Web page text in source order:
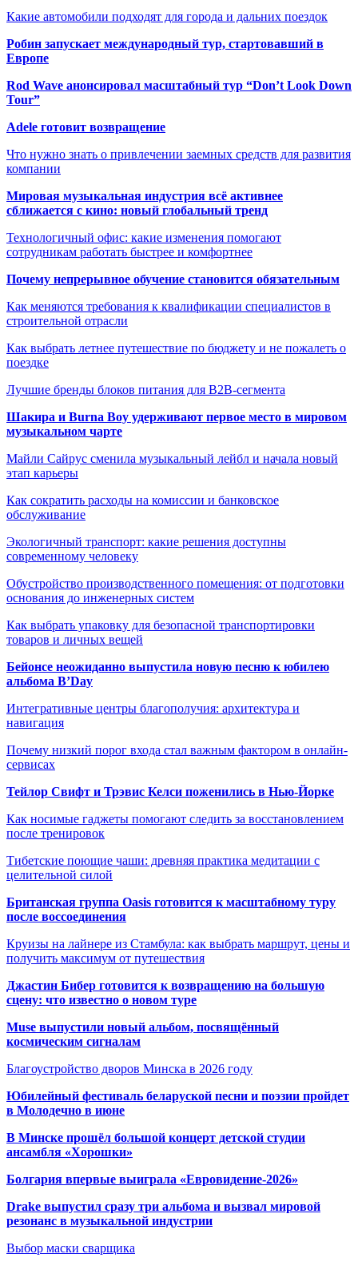
Какие автомобили подходят для города и дальних поездок
Робин запускает международный тур, стартовавший в
Европе
Rod Wave анонсировал масштабный тур “Don’t Look Down
Tour”
Adele готовит возвращение
Что нужно знать о привлечении заемных средств для развития
компании
Мировая музыкальная индустрия всё активнее
сближается с кино: новый глобальный тренд
Технологичный офис: какие изменения помогают
сотрудникам работать быстрее и комфортнее
Почему непрерывное обучение становится обязательным
Как меняются требования к квалификации специалистов в
строительной отрасли
Как выбрать летнее путешествие по бюджету и не пожалеть о
поездке
Лучшие бренды блоков питания для B2B-сегмента
Шакира и Burna Boy удерживают первое место в мировом
музыкальном чарте
Майли Сайрус сменила музыкальный лейбл и начала новый
этап карьеры
Как сократить расходы на комиссии и банковское
обслуживание
Экологичный транспорт: какие решения доступны
современному человеку
Обустройство производственного помещения: от подготовки
основания до инженерных систем
Как выбрать упаковку для безопасной транспортировки
товаров и личных вещей
Бейонсе неожиданно выпустила новую песню к юбилею
альбома B’Day
Интегративные центры благополучия: архитектура и
навигация
Почему низкий порог входа стал важным фактором в онлайн-
сервисах
Тейлор Свифт и Трэвис Келси поженились в Нью-Йорке
Как носимые гаджеты помогают следить за восстановлением
после тренировок
Тибетские поющие чаши: древняя практика медитации с
целительной силой
Британская группа Oasis готовится к масштабному туру
после воссоединения
Круизы на лайнере из Стамбула: как выбрать маршрут, цены и
получить максимум от путешествия
Джастин Бибер готовится к возвращению на большую
сцену: что известно о новом туре
Muse выпустили новый альбом, посвящённый
космическим сигналам
Благоустройство дворов Минска в 2026 году
Юбилейный фестиваль беларуской песни и поэзии пройдет
в Молодечно в июне
В Минске прошёл большой концерт детской студии
ансамбля «Хорошки»
Болгария впервые выиграла «Евровидение-2026»
Drake выпустил сразу три альбома и вызвал мировой
резонанс в музыкальной индустрии
Выбор маски сварщика